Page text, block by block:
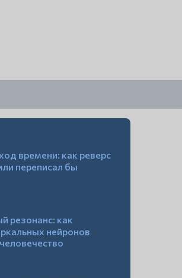
времени: как реверс
переписал бы
резонанс: как
нейронов